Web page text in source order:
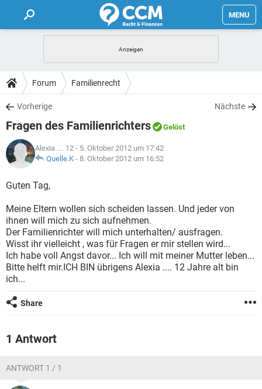
MENU
FORUM
TIPPS
LEXIKON
Forum Familienrecht
Vorherige Nächste
Fragen des Familienrichters Gelöst
Alexia .... 12 - 5. Oktober 2012 um 17:42
Quelle.K - 8. Oktober 2012 um 16:52
Guten Tag,
Meine Eltern wollen sich scheiden lassen. Und jeder von
ihnen will mich zu sich aufnehmen.
Der Familienrichter will mich unterhalten/ ausfragen.
Wisst ihr vielleicht , was für Fragen er mir stellen wird...
Ich habe voll Angst davor... Ich will mit meiner Mutter leben...
Bitte helft mir.ICH BIN übrigens Alexia .... 12 Jahre alt bin
ich...
Share
1 Antwort
ANTWORT 1 / 1